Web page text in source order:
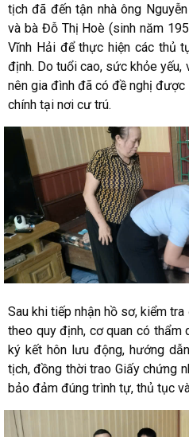
tịch đã đến tận nhà ông
và bà Đỗ Thị Hoè (sinh năm
Vĩnh Hải để thực hiện các thủ
định. Do tuổi cao, sức khỏe
nên gia đình đã có đề nghị
chính tại nơi cư trú.
Sau khi tiếp nhận hồ sơ, kiểm
theo quy định, cơ quan có thẩm
ký kết hôn lưu động, hướng
tịch, đồng thời trao Giấy chứng
bảo đảm đúng trình tự, thủ tục